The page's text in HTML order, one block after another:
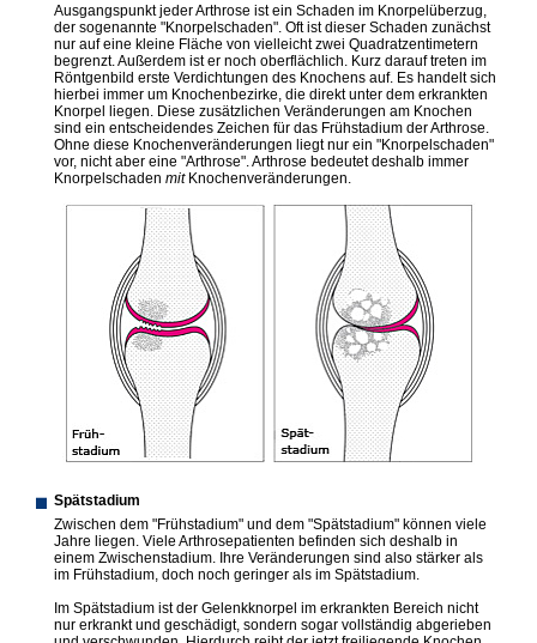
Ausgangspunkt jeder Arthrose ist ein Schaden im Knorpelüberzug,
der sogenannte "Knorpelschaden". Oft ist dieser Schaden zunächst
nur auf eine kleine Fläche von vielleicht zwei Quadratzentimetern
begrenzt. Außerdem ist er noch oberflächlich. Kurz darauf treten im
Röntgenbild erste Verdichtungen des Knochens auf. Es handelt sich
hierbei immer um Knochenbezirke, die direkt unter dem erkrankten
Knorpel liegen. Diese zusätzlichen Veränderungen am Knochen
sind ein entscheidendes Zeichen für das Frühstadium der Arthrose.
Ohne diese Knochenverände­rungen liegt nur ein "Knorpelschaden"
vor, nicht aber eine "Arthrose". Arthrose bedeutet deshalb immer
Knorpelschaden mitKnochenverände­rungen.
Spätstadium
Zwischen dem "Frühstadium" und dem "Spätstadium" können viele
Jahre liegen. Viele Arthrosepatienten befinden sich deshalb in
einem Zwischenstadium. Ihre Veränderungen sind also stärker als
im Frühstadium, doch noch geringer als im Spätstadium.
Im Spätstadium ist der Gelenkknorpel im erkrankten Bereich nicht
nur erkrankt und geschädigt, sondern sogar vollständig abgerieben